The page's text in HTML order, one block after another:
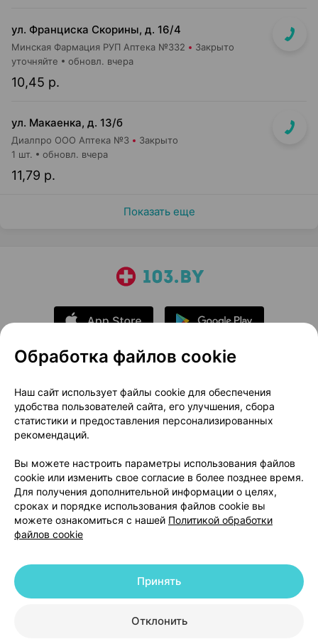
ул. Франциска Скорины, д. 16/4
Минская Фармация РУП Аптека №332 Закрыто
10,45 р.
уточняйте обновл. вчера
ул. Макаенка, д. 13/б
Диалпро ООО Аптека №3 Закрыто
11,79 р.
1 шт. обновл. вчера
Показать еще
О проекте
Новости проекта
Размещение рекламы
Медицинский маркетинг
Публичный договор
Доставка
Способы оплаты
Вакансии
Партнеры
Написать руководителю 103.by
Написать в поддержку
Персональные настройки Cookie
© 2026 ООО «Артокс Лаб», УНП 191700409 | 220012, Республика Беларусь,
+375 291212755
Обработка файлов cookie
Наш сайт использует файлы cookie для обеспечения
удобства пользователей сайта, его улучшения, сбора
статистики и предоставления персонализированных
рекомендаций.
Вы можете настроить параметры использования файлов
cookie или изменить свое согласие в более позднее время.
Для получения дополнительной информации о целях,
сроках и порядке использования файлов cookie вы
можете ознакомиться с нашей Политикой обработки
файлов cookie
Отклонить
Принять